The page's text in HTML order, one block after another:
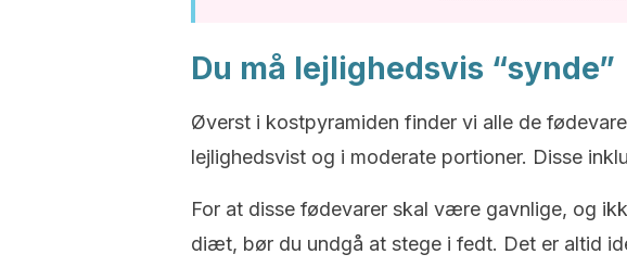
Du må lejlighedsvis “synde”
Øverst i kostpyramiden finder vi alle de
lejlighedsvist og i moderate portioner. Disse
For at disse fødevarer skal være gavnlige, og
diæt, bør du undgå at stege i fedt. Det er altid